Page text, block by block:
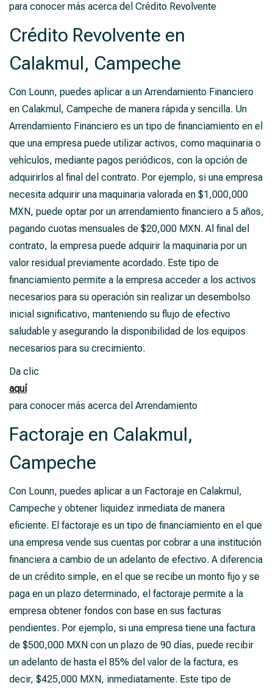
para conocer más acerca del Crédito Revolvente
Crédito Revolvente en
Calakmul, Campeche
Con Lounn, puedes aplicar a un Arrendamiento Financiero
en Calakmul, Campeche de manera rápida y sencilla. Un
Arrendamiento Financiero es un tipo de financiamiento en el
que una empresa puede utilizar activos, como maquinaria o
vehículos, mediante pagos periódicos, con la opción de
adquirirlos al final del contrato. Por ejemplo, si una empresa
necesita adquirir una maquinaria valorada en $1,000,000
MXN, puede optar por un arrendamiento financiero a 5 años,
pagando cuotas mensuales de $20,000 MXN. Al final del
contrato, la empresa puede adquirir la maquinaria por un
valor residual previamente acordado. Este tipo de
financiamiento permite a la empresa acceder a los activos
necesarios para su operación sin realizar un desembolso
inicial significativo, manteniendo su flujo de efectivo
saludable y asegurando la disponibilidad de los equipos
necesarios para su crecimiento.
Da clic
aquí
para conocer más acerca del Arrendamiento
Factoraje en Calakmul,
Campeche
Con Lounn, puedes aplicar a un Factoraje en Calakmul,
Campeche y obtener liquidez inmediata de manera
eficiente. El factoraje es un tipo de financiamiento en el que
una empresa vende sus cuentas por cobrar a una institución
financiera a cambio de un adelanto de efectivo. A diferencia
de un crédito simple, en el que se recibe un monto fijo y se
paga en un plazo determinado, el factoraje permite a la
empresa obtener fondos con base en sus facturas
pendientes. Por ejemplo, si una empresa tiene una factura
de $500,000 MXN con un plazo de 90 días, puede recibir
un adelanto de hasta el 85% del valor de la factura, es
decir, $425,000 MXN, inmediatamente. Este tipo de